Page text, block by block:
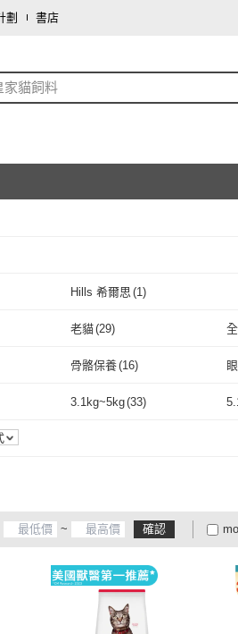
劃 書店
家貓飼料
Hills 希爾思 (1)
Hills 希爾思
老貓(29)
老貓 (29
骨骼保養(16)
泌尿道保健(50
骨骼保養
3.1kg~5kg(33)
~ 確認
大